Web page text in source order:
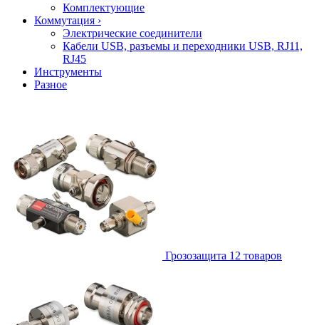
Комплектующие
Коммутация ›
Электрические соединители
Кабели USB, разъемы и переходники USB, RJ11,
RJ45
Инструменты
Разное
Грозозащита 12 товаров